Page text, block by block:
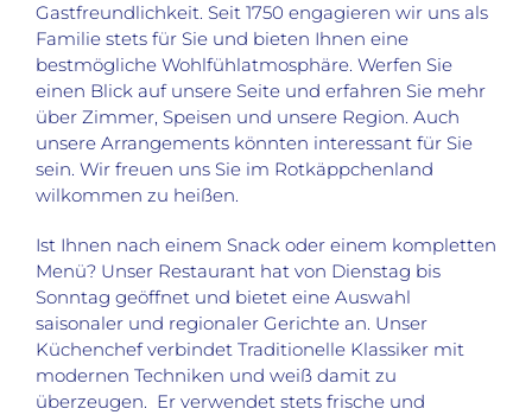
Gastfreundlichkeit. Seit 1750 engagieren wir uns als
Familie stets für Sie und bieten Ihnen eine
bestmögliche Wohlfühlatmosphäre. Werfen Sie
einen Blick auf unsere Seite und erfahren Sie mehr
über Zimmer, Speisen und unsere Region. Auch
unsere Arrangements könnten interessant für Sie
sein. Wir freuen uns Sie im Rotkäppchenland
wilkommen zu heißen.
Ist Ihnen nach einem Snack oder einem kompletten
Menü? Unser Restaurant hat von Dienstag bis
Sonntag geöffnet und bietet eine Auswahl
saisonaler und regionaler Gerichte an. Unser
Küchenchef verbindet Traditionelle Klassiker mit
modernen Techniken und weiß damit zu
überzeugen. Er verwendet stets frische und